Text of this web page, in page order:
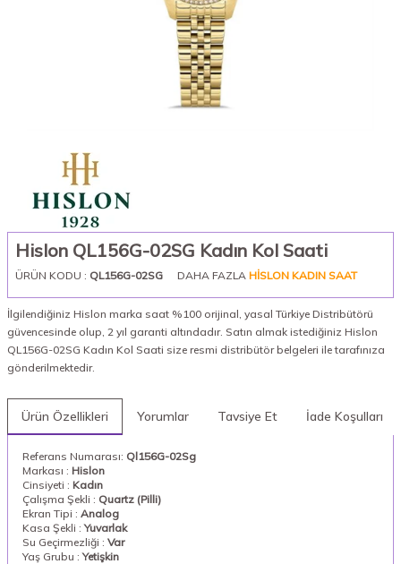
Hislon QL156G-02SG Kadın Kol Saati
ÜRÜN KODU : QL156G-02SG DAHA FAZLA HISLON KADIN SAAT
İlgilendiğiniz Hislon marka saat %100 orijinal, yasal Türkiye Distribütörü
güvencesinde olup, 2 yıl garanti altındadır. Satın almak istediğiniz Hislon
QL156G-02SG Kadın Kol Saati size resmi distribütör belgeleri ile tarafınıza
gönderilmektedir.
Ürün Özellikleri Yorumlar Tavsiye Et İade Koşulları
Referans Numarası: Ql156G-02Sg
Markası : Hislon
Cinsiyeti : Kadın
Çalışma Şekli : Quartz (Pilli)
Ekran Tipi : Analog
Kasa Şekli :Yuvarlak
Su Geçirmezliği : Var
Yaş Grubu :Yetişkin